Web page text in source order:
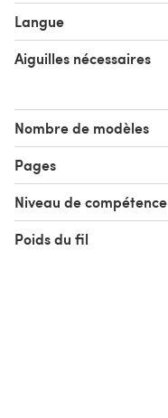
Langue
Aiguilles nécessaires
Nombre de modèles
Pages
Niveau de compétence
Poids du fil